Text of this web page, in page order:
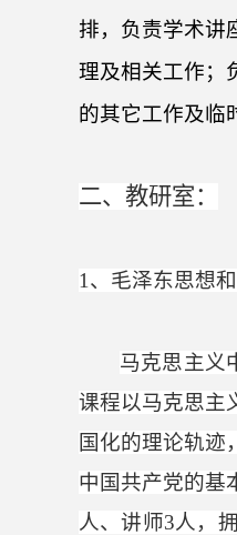
排，负责学术讲
理及相关工作；
的其它工作及临
二、教研室：
1 、毛泽东思想
马克思主义
课程以马克思主
国化的理论轨迹
中国共产党的基
人、讲师3人，